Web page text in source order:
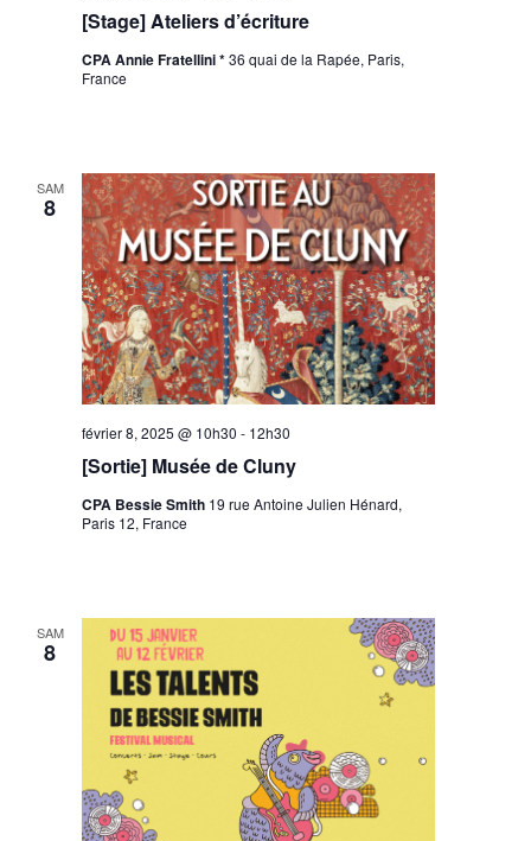
[Stage] Ateliers d’écriture
CPA Annie Fratellini *36 quai de la Rapée, Paris,
France
SAM
8
[Sortie] Musée de Cluny
février 8, 2025 @ 10h30 - 12h30
CPA Bessie Smith 19 rue Antoine Julien Hénard,
Paris 12, France
SAM
8